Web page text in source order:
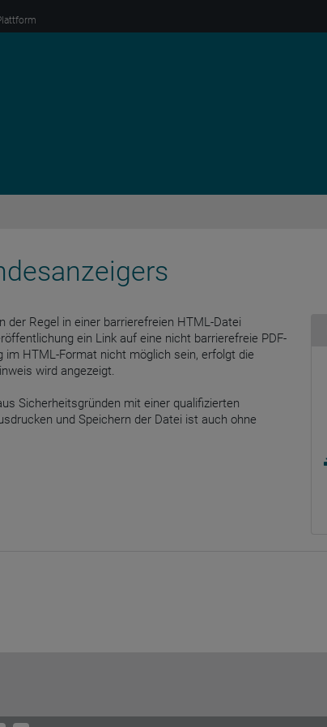
der Regel in einer barrierefreien HTML-Datei
ein Link auf eine nicht barrierefreie PDF-
im HTML-Format nicht möglich sein, erfolgt die
wird angezeigt.
Sicherheitsgründen mit einer qualifizierten
und Speichern der Datei ist auch ohne